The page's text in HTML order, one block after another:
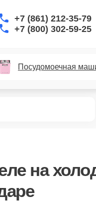
+7 (861) 212-35-79
+7 (800) 302-59-25
Посудомоечная
на